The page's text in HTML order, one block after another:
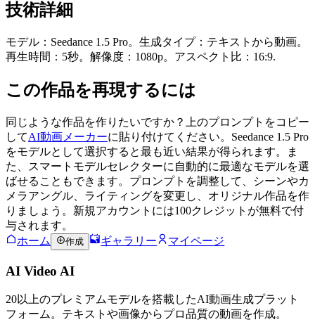
技術詳細
モデル：Seedance 1.5 Pro。生成タイプ：テキストから動画。
再生時間：5秒。解像度：1080p。アスペクト比：16:9.
この作品を再現するには
同じような作品を作りたいですか？上のプロンプトをコピー
してAI動画メーカーに貼り付けてください。Seedance 1.5 Pro
をモデルとして選択すると最も近い結果が得られます。ま
た、スマートモデルセレクターに自動的に最適なモデルを選
ばせることもできます。プロンプトを調整して、シーンやカ
メラアングル、ライティングを変更し、オリジナル作品を作
りましょう。新規アカウントには100クレジットが無料で付
与されます。
ホーム
作成 ギャラリー マイページ
AI Video AI
20以上のプレミアムモデルを搭載したAI動画生成プラット
フォーム。テキストや画像からプロ品質の動画を作成。